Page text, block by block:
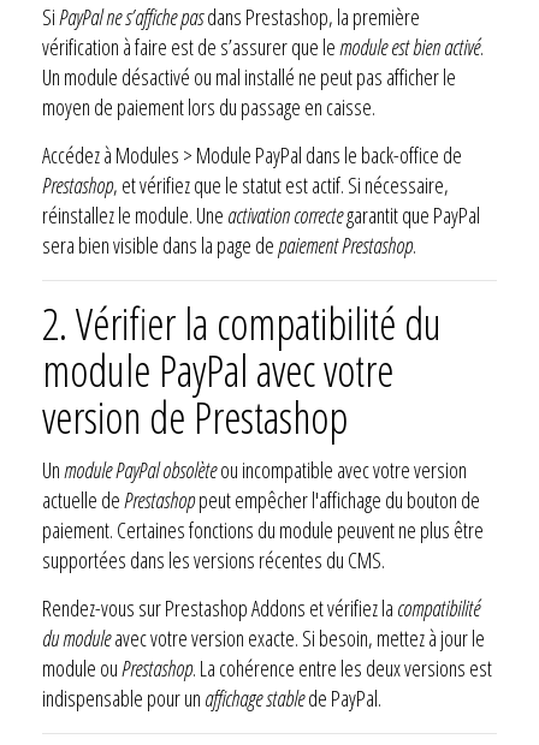
SiPayPal ne s’affiche pasdans Prestashop, la première
vérification à faire est de s’assurer que le module est bien activé.
Un module désactivé ou mal installé ne peut pas afficher le
moyen de paiement lors du passage en caisse.
Accédez à Modules > Module PayPal dans le back-office de
Prestashop, et vérifiez que le statut est actif. Si nécessaire,
réinstallez le module. Une activation correctegarantit que PayPal
sera bien visible dans la page depaiement Prestashop.
2. Vérifier la compatibilité du
module PayPal avec votre
version de Prestashop
Un module PayPal obsolèteou incompatible avec votre version
actuelle dePrestashoppeut empêcher l'affichage du bouton de
paiement. Certaines fonctions du module peuvent ne plus être
supportées dans les versions récentes du CMS.
Rendez-vous sur Prestashop Addons et vérifiez la compatibilité
du moduleavec votre version exacte. Si besoin, mettez à jour le
module ouPrestashop. La cohérence entre les deux versions est
indispensable pour un affichage stablede PayPal.